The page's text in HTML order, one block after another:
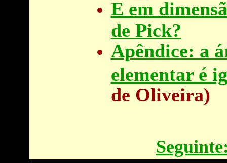
E em
de Pick?
Apêndice: a
elementar é
de Oliveira)